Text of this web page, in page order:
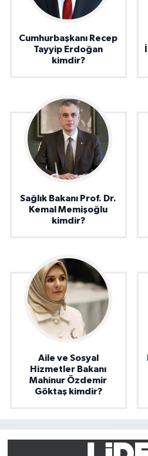
Cumhurbaşkanı Recep
Tayyip Erdoğan
kimdir?
Sağlık Bakanı Prof. Dr.
Kemal Memişoğlu
kimdir?
Aile ve Sosyal
Hizmetler Bakanı
Mahinur Özdemir
Göktaş kimdir?